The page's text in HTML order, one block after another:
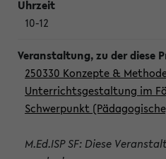
10-12
250330 Konzepte &
Unterrichtsgestaltung im
Schwerpunkt
M.Ed.ISP SF: Diese